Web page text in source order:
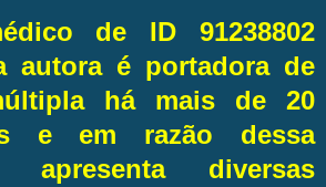
de ID 91238802
autora é portadora de
há mais de 20
e em razão dessa
apresenta diversas